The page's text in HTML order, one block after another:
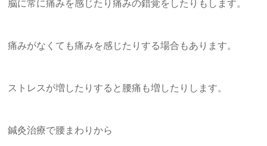
脳に常に痛みを感じたり痛みの錯覚をしたりもします。
痛みがなくても痛みを感じたりする場合もあります。
ストレスが増したりすると腰痛も増したりします。
鍼灸治療で腰まわりから